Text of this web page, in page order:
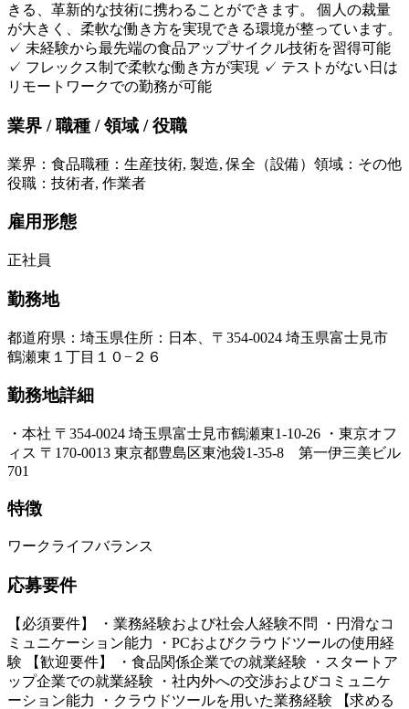
きる、革新的な技術に携わることができます。 個人の裁量
が大きく、柔軟な働き方を実現できる環境が整っています。
✓ 未経験から最先端の食品アップサイクル技術を習得可能
✓ フレックス制で柔軟な働き方が実現 ✓ テストがない日は
リモートワークでの勤務が可能
業界 / 職種 / 領域 / 役職
業界 ： 食品職種 ： 生産技術, 製造, 保全（設備） 領域 ： その他
役職 ： 技術者, 作業者
雇用形態
正社員
勤務地
都道府県 ： 埼玉県住所 ： 日本、〒354-0024 埼玉県富士見市
鶴瀬東１丁目１０−２６
勤務地詳細
・本社 〒354-0024 埼玉県富士見市鶴瀬東1-10-26 ・東京オフ
ィス 〒170-0013 東京都豊島区東池袋1-35-8 第一伊三美ビル
701
特徴
ワークライフバランス
応募要件
【必須要件】 ・業務経験および社会人経験不問 ・円滑なコ
ミュニケーション能力 ・PCおよびクラウドツールの使用経
験 【歓迎要件】 ・食品関係企業での就業経験 ・スタートア
ップ企業での就業経験 ・社内外への交渉およびコミュニケ
ーション能力 ・クラウドツールを用いた業務経験 【求める